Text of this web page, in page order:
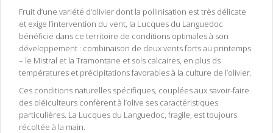
Fruit d’une variété d’olivier dont la pollinisation est très délicate
et exige l’intervention du vent, la Lucques du Languedoc
bénéficie dans ce territoire de conditions optimales à son
développement : combinaison de deux vents forts au printemps
– le Mistral et la Tramontane et sols calcaires, en plus ds
températures et précipitations favorables à la culture de l’olivier.
Ces conditions naturelles spécifiques, couplées aux savoir-faire
des oléiculteurs confèrent à l’olive ses caractéristiques
particulières. La Lucques du Languedoc, fragile, est toujours
récoltée à la main.